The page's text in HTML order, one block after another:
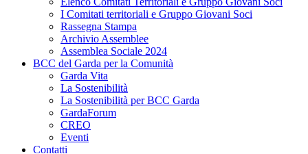
I Comitati territoriali e Gruppo Giovani Soci
Rassegna Stampa
Archivio Assemblee
Assemblea Sociale 2024
BCC del Garda per la Comunità
Garda Vita
La Sostenibilità
La Sostenibilità per BCC Garda
GardaForum
CREO
Eventi
Contatti